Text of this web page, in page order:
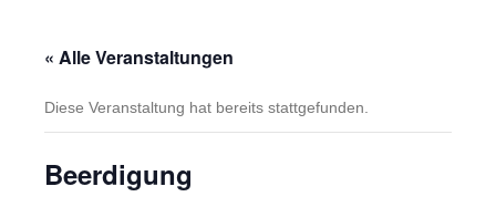
« Alle Veranstaltungen
Diese Veranstaltung hat bereits stattgefunden.
Beerdigung